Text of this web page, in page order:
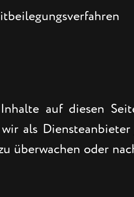
auf diesen
als
überwachen oder